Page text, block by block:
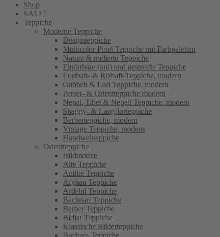
Shop
SALE!
Teppiche
Moderne Teppiche
Designteppiche
Multicolor Pixel Teppiche mit Farbpaletten
Natura & melierte Teppiche
Einfarbige (uni) und gestreifte Teppiche
Loribaft- & Rizbaft-Teppiche, modern
Gabbeh & Lori Teppiche, modern
Perser- & Orientteppiche modern
Nepal, Tibet & Nepali Teppiche, modern
Shaggy- & Langflorteppiche
Berberteppiche, modern
Vintage Teppiche, modern
Handwebteppiche
Orientteppiche
Bildmotive
Alte Teppiche
Antike Teppiche
Afghan Teppiche
Ardebil Teppiche
Bachtiari Teppiche
Berber Teppiche
Bidjar Teppiche
Klassische Bilderteppiche
Buchara Teppiche